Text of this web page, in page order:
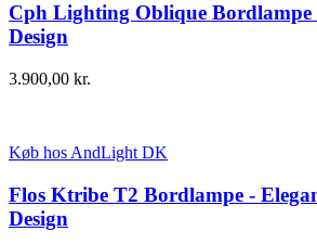
Cph Lighting Oblique Bordlampe
Design
3.900,00 kr.
Køb hos AndLight DK
Flos Ktribe T2 Bordlampe -
Design